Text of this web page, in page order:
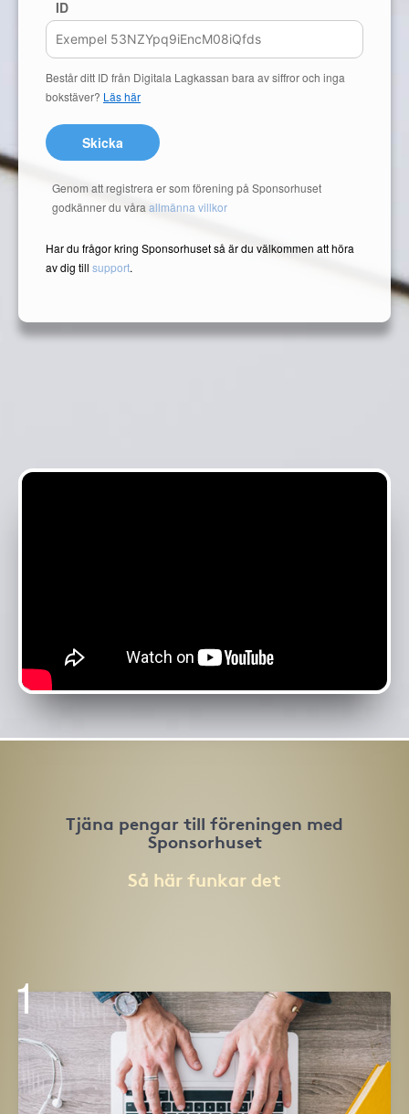
ID
Består ditt ID från Digitala Lagkassan bara av siffror och inga
bokstäver? Läs här
Skicka
Genom att registrera er som förening på Sponsorhuset
godkänner du våra allmänna villkor
Har du frågor kring Sponsorhuset så är du välkommen att höra
av dig till support.
Tjäna pengar till föreningen med
Sponsorhuset
Så här funkar det
1